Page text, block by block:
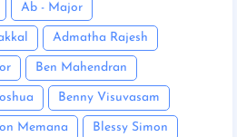
Ab - Major
Admatha Rajesh
Ben Mahendran
Benny Visuvasam
Memana Blessy Simon